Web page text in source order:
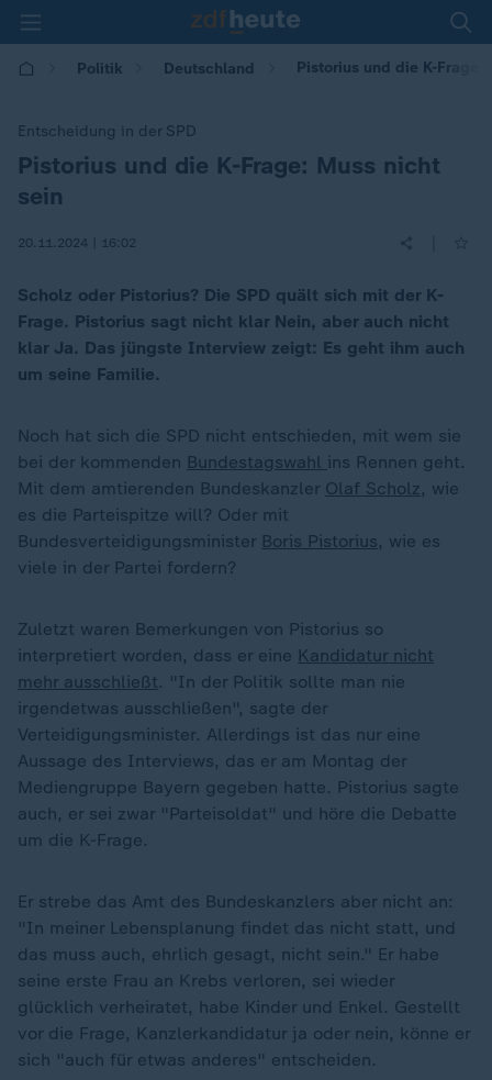
Politik Deutschland Pistorius und die K-Frage
Entscheidung in der SPD
:Pistorius und die K-Frage: Muss nicht
sein
20.11.2024 | 16:02
Scholz oder Pistorius? Die SPD quält sich mit der K-
Frage. Pistorius sagt nicht klar Nein, aber auch nicht
klar Ja. Das jüngste Interview zeigt: Es geht ihm auch
um seine Familie.
Noch hat sich die SPD nicht entschieden, mit wem sie
bei der kommenden Bundestagswahl ins Rennen geht.
Mit dem amtierenden Bundeskanzler Olaf Scholz, wie
es die Parteispitze will? Oder mit
Bundesverteidigungsminister Boris Pistorius, wie es
viele in der Partei fordern?
Zuletzt waren Bemerkungen von Pistorius so
interpretiert worden, dass er eine Kandidatur nicht
mehr ausschließt. "In der Politik sollte man nie
irgendetwas ausschließen", sagte der
Verteidigungsminister. Allerdings ist das nur eine
Aussage des Interviews, das er am Montag der
Mediengruppe Bayern gegeben hatte. Pistorius sagte
auch, er sei zwar "Parteisoldat" und höre die Debatte
um die K-Frage.
Er strebe das Amt des Bundeskanzlers aber nicht an:
"In meiner Lebensplanung findet das nicht statt, und
das muss auch, ehrlich gesagt, nicht sein." Er habe
seine erste Frau an Krebs verloren, sei wieder
glücklich verheiratet, habe Kinder und Enkel. Gestellt
vor die Frage, Kanzlerkandidatur ja oder nein, könne er
sich "auch für etwas anderes" entscheiden.